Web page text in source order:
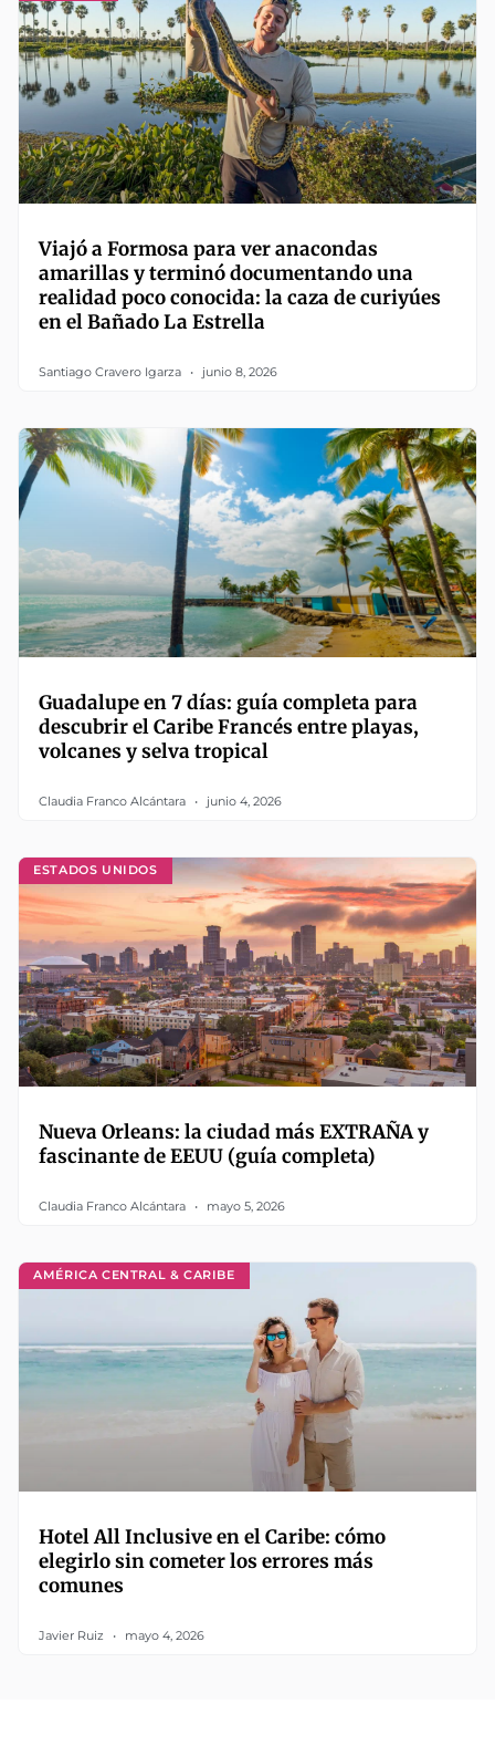
Viajó a Formosa para ver anacondas
amarillas y terminó documentando una
realidad poco conocida: la caza de curiyúes
en el Bañado La Estrella
Santiago Cravero Igarza junio 8, 2026
Guadalupe en 7 días: guía completa para
descubrir el Caribe Francés entre playas,
volcanes y selva tropical
Claudia Franco Alcántara junio 4, 2026
ESTADOS UNIDOS
Nueva Orleans: la ciudad más EXTRAÑA y
fascinante de EEUU (guía completa)
Claudia Franco Alcántara mayo 5, 2026
AMÉRICA CENTRAL & CARIBE
Hotel All Inclusive en el Caribe: cómo
elegirlo sin cometer los errores más
comunes
Javier Ruiz mayo 4, 2026